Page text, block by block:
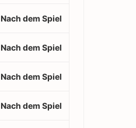
Nach dem Spiel
Nach dem Spiel
Nach dem Spiel
Nach dem Spiel